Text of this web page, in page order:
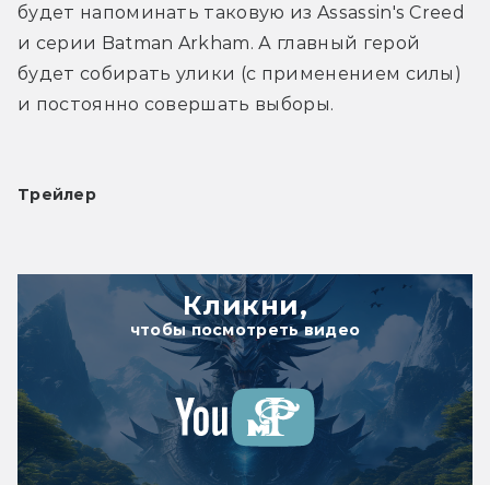
будет напоминать таковую из Assassin's Creed
и серии Batman Arkham. А главный герой
будет собирать улики (с применением силы)
и постоянно совершать выборы.
Трейлер
Кликни,
чтобы посмотреть видео